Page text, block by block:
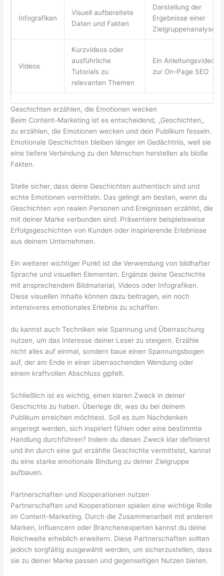
Infografiken
Visuell aufbereitete
Daten und Fakten
Darstellung der
Ergebnisse einer
Zielgruppenanalyse
Videos
Kurzvideos oder
ausführliche
Tutorials zu
relevanten Themen
Ein Anleitungsvideo
zur On-Page SEO
Geschichten erzählen, die Emotionen wecken
Beim Content-Marketing ist es entscheidend, _Geschichten_
zu erzählen, die Emotionen wecken und dein Publikum fesseln.
Emotionale Geschichten bleiben länger im Gedächtnis, weil sie
eine tiefere Verbindung zu den Menschen herstellen als bloße
Fakten.
Stelle sicher, dass deine Geschichten authentisch sind und
echte Emotionen vermitteln. Das gelingt am besten, wenn du
Geschichten von realen Personen und Ereignissen erzählst, die
mit deiner Marke verbunden sind. Präsentiere beispielsweise
Erfolgsgeschichten von Kunden oder inspirierende Erlebnisse
aus deinem Unternehmen.
Ein weiterer wichtiger Punkt ist die Verwendung von bildhafter
Sprache und visuellen Elementen. Ergänze deine Geschichte
mit ansprechendem Bildmaterial, Videos oder Infografiken.
Diese visuellen Inhalte können dazu beitragen, ein noch
intensiveres emotionales Erlebnis zu schaffen.
du kannst auch Techniken wie Spannung und Überraschung
nutzen, um das Interesse deiner Leser zu steigern. Erzähle
nicht alles auf einmal, sondern baue einen Spannungsbogen
auf, der am Ende in einer überraschenden Wendung oder
einem kraftvollen Abschluss gipfelt.
Schließlich ist es wichtig, einen klaren Zweck in deiner
Geschichte zu haben. Überlege dir, was du bei deinem
Publikum erreichen möchtest. Soll es zum Nachdenken
angeregt werden, sich inspiriert fühlen oder eine bestimmte
Handlung durchführen? Indem du diesen Zweck klar definierst
und ihn durch eine gut erzählte Geschichte vermittelst, kannst
du eine starke emotionale Bindung zu deiner Zielgruppe
aufbauen.
Partnerschaften und Kooperationen nutzen
Partnerschaften und Kooperationen spielen eine wichtige Rolle
im Content-Marketing. Durch die Zusammenarbeit mit anderen
Marken, Influencern oder Branchenexperten kannst du deine
Reichweite erheblich erweitern. Diese Partnerschaften sollten
jedoch sorgfältig ausgewählt werden, um sicherzustellen, dass
sie zu deiner Marke passen und gegenseitigen Nutzen bieten.